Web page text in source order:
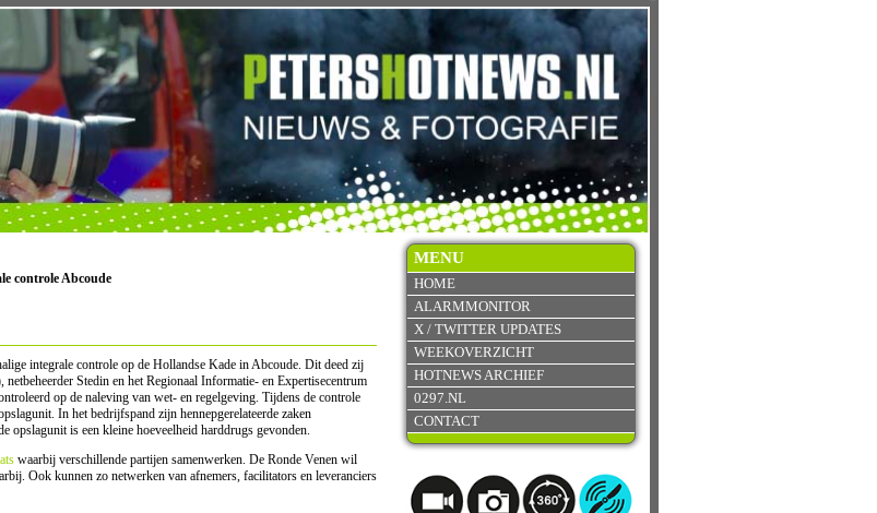
MENU
HOME
ALARMMONITOR
X / TWITTER UPDATES
WEEKOVERZICHT
HOTNEWS ARCHIEF
0297.NL
CONTACT
controle Abcoude
integrale controle op de Hollandse Kade in Abcoude. Dit deed zij
Stedin en het Regionaal Informatie- en Expertisecentrum
op de naleving van wet- en regelgeving. Tijdens de controle
In het bedrijfspand zijn hennepgerelateerde zaken
opslagunit is een kleine hoeveelheid harddrugs gevonden.
waarbij verschillende partijen samenwerken. De Ronde Venen wil
Ook kunnen zo netwerken van afnemers, facilitators en leveranciers